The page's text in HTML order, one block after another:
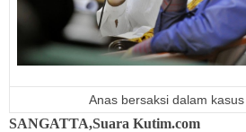
Anas bersaksi dalam
SANGATTA,Suara Kutim.com